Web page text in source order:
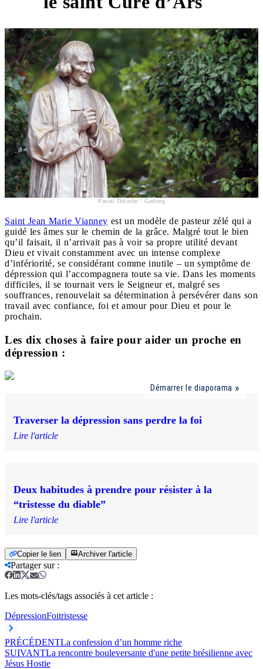
Pascal Deloche / Godong
Saint Jean Marie Vianney est un modèle de pasteur zélé qui a
guidé les âmes sur le chemin de la grâce. Malgré tout le bien
qu’il faisait, il n’arrivait pas à voir sa propre utilité devant
Dieu et vivait constamment avec un intense complexe
d’infériorité, se considérant comme inutile – un symptôme de
dépression qui l’accompagnera toute sa vie. Dans les moments
difficiles, il se tournait vers le Seigneur et, malgré ses
souffrances, renouvelait sa détermination à persévérer dans son
travail avec confiance, foi et amour pour Dieu et pour le
prochain.
Les dix choses à faire pour aider un proche en
dépression :
Démarrer le diaporama
Traverser la dépression sans perdre la foi
Lire l'article
Deux habitudes à prendre pour résister à la
“tristesse du diable”
Lire l'article
Copier le lien Archiver l'article
Partager sur:
Les mots-clés/tags associés à cet article :
DépressionFoitristesse
PRÉCÉDENTLa confession d’un homme riche
SUIVANTLa rencontre bouleversante d'une petite brésilienne avec
Jésus Hostie